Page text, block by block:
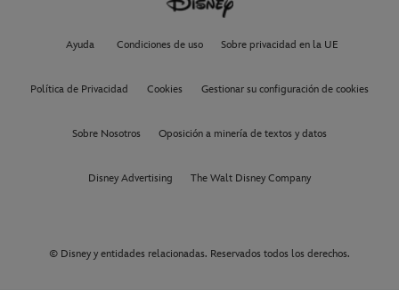
Ayuda Condiciones de uso Sobre privacidad en la UE
Política de Privacidad Cookies Gestionar su configuración de cookies
Sobre Nosotros Oposición a minería de textos y datos
Disney Advertising The Walt Disney Company
© Disney y entidades relacionadas. Reservados todos los derechos.